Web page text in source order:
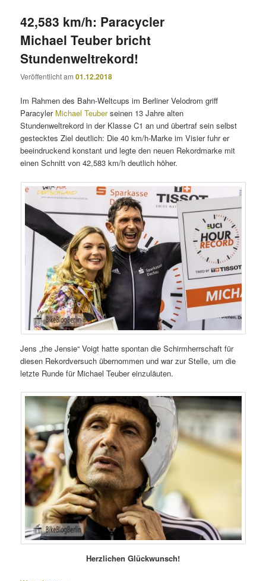
42,583 km/h: Paracycler
Michael Teuber bricht
Stundenweltrekord!
Veröffentlicht am01.12.2018
Im Rahmen des Bahn-Weltcups im Berliner Velodrom griff
Paracyler Michael Teuberseinen 13 Jahre alten
Stundenweltrekord in der Klasse C1 an und übertraf sein selbst
gestecktes Ziel deutlich: Die 40 km/h-Marke im Visier fuhr er
beeindruckend konstant und legte den neuen Rekordmarke mit
einen Schnitt von 42,583 km/h deutlich höher.
Jens „the Jensie“ Voigt hatte spontan die Schirmherrschaft für
diesen Rekordversuch übernommen und war zur Stelle, um die
letzte Runde für Michael Teuber einzuläuten.
Herzlichen Glückwunsch!